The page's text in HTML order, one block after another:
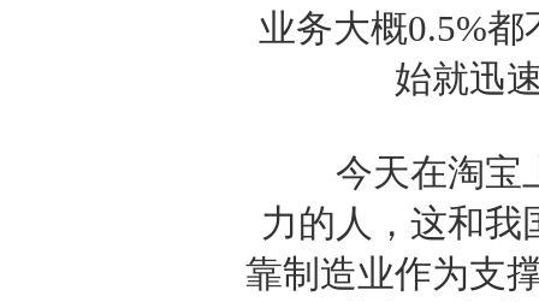
业务大概0.5%
始就迅
今天在淘宝上
力的人，这和我
靠制造业作为支